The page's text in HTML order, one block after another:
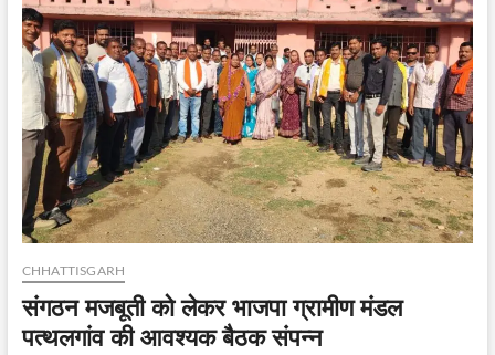
CHHATTISGARH
संगठन मजबूती को लेकर भाजपा ग्रामीण मंडल
पत्थलगांव की आवश्यक बैठक संपन्न